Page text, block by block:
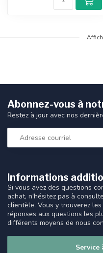
Informations
Si vous avez des questions
achat, n'hésitez pas à
clientèle. Vous y trouverez
réponses aux questions les
différents moyens de nous
Service
Abonnez-vous à
Restez à jour avec nos